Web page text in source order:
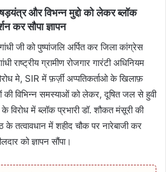
और विभन्न मुद्दो को लेकर ब्लॉक
कर सौपा ज्ञापन
जी को पुष्पांजलि अर्पित कर जिला कांग्रेस
राष्ट्रीय ग्रामीण रोजगार गारंटी अधिनियम
मे, SIR में फ़र्ज़ी अप्पतिकर्ताओ के खिलाफ़
की विभिन्न समस्याओं को लेकर, दूषित जल से हुवी
विरोध में ब्लॉक प्रभारी डॉ. शौकत मंसूरी की
के तत्वावधान में शहीद चौक पर नारेबाजी कर
को ज्ञापन सौंपा।